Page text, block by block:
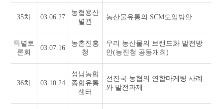
35차 03.06.27
농협용산
별관
농산물유통의 SCM도입방안
특별토
론회
03.07.16
농촌진흥
청
우리 농산물의 브랜드화 발전방
안(농진청 공동개최)
36차 03.10.24
성남농협
종합유통
센터
선진국 농협의 연합마케팅 사례
와 발전과제